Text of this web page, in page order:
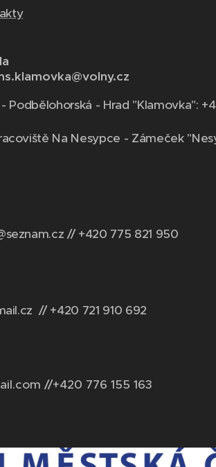
Podbělohorská - Hrad "Klamovka":
Na Nesypce - Zámeček
// +420 775 821 950
// +420 721 910 692
//+420 776 155 163